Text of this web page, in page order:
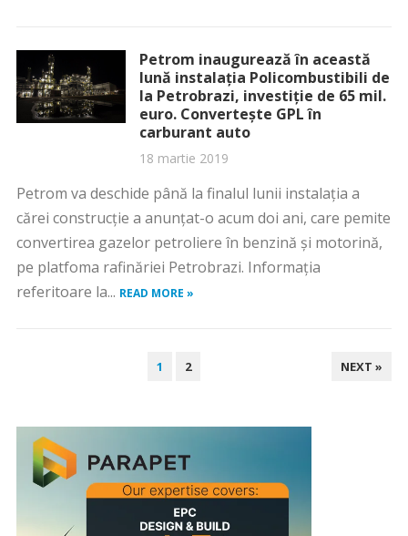
Petrom inaugurează în această
lună instalaţia Policombustibili de
la Petrobrazi, investiţie de 65 mil.
euro. Converteşte GPL în
carburant auto
18 martie 2019
Petrom va deschide până la finalul lunii instalaţia a
cărei construcţie a anunţat-o acum doi ani, care pemite
convertirea gazelor petroliere în benzină şi motorină,
pe platfoma rafinăriei Petrobrazi. Informaţia
referitoare la... READ MORE »
1 2 NEXT »